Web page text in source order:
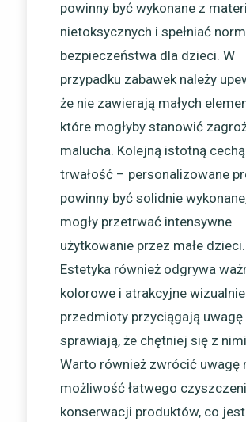
powinny być wykonane z
nietoksycznych i spełniać
bezpieczeństwa dla dzieci. W
przypadku zabawek należy
że nie zawierają małych
które mogłyby stanowić
malucha. Kolejną istotną
trwałość – personalizowane
powinny być solidnie
mogły przetrwać intensywne
użytkowanie przez małe dzieci.
Estetyka również odgrywa
kolorowe i atrakcyjne wizualnie
przedmioty przyciągają uwagę
sprawiają, że chętniej się z
Warto również zwrócić uwagę
możliwość łatwego
konserwacji produktów, co